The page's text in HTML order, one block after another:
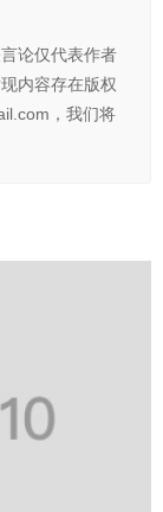
论仅代表作者
内容存在版权
，我们将